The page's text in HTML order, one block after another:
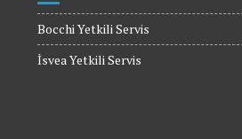
Bocchi Yetkili Servis
İsvea Yetkili Servis